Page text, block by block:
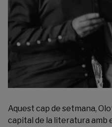
Aquest cap de setmana,
capital de la literatura amb